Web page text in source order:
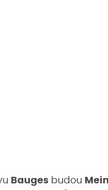
Bauges budou